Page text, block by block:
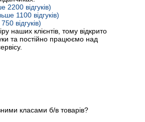
2200 відгуків)
1100 відгуків)
відгуків)
наших клієнтів, тому відкрито
та постійно працюємо над
класами б/в товарів?